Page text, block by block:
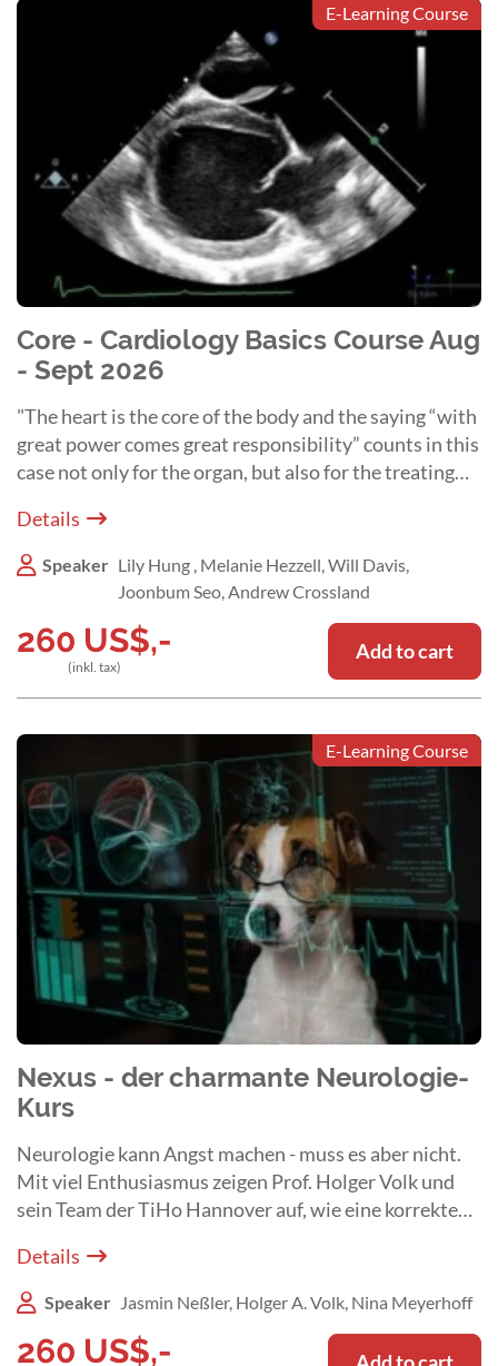
E-Learning Course
Core - Cardiology Basics Course Aug
- Sept 2026
"The heart is the core of the body and the saying “with
great power comes great responsibility” counts in this
case not only for the organ, but also for the treating
Details
Speaker Lily Hung , Melanie Hezzell, Will Davis,
Joonbum Seo, Andrew Crossland
260 US$,-
(inkl. tax)
Add to cart
E-Learning Course
Nexus - der charmante Neurologie-
Kurs
Neurologie kann Angst machen - muss es aber nicht.
Mit viel Enthusiasmus zeigen Prof. Holger Volk und
sein Team der TiHo Hannover auf, wie eine korrekte
erfolgreich gelingt.
Details
Speaker Jasmin Neßler, Holger A. Volk, Nina Meyerhoff
260 US$,-